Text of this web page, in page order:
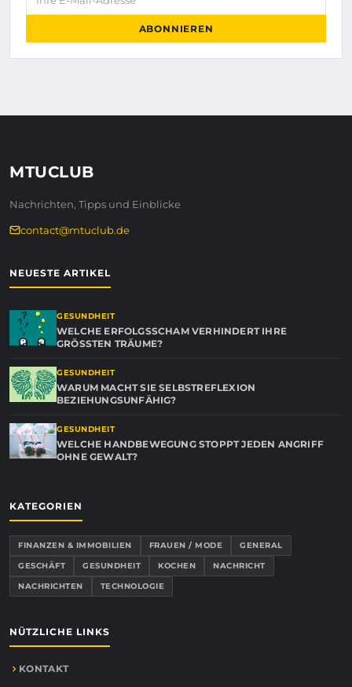
ABONNIEREN
MTUCLUB
Nachrichten, Tipps und Einblicke
contact@mtuclub.de
NEUESTE ARTIKEL
GESUNDHEIT
WELCHE ERFOLGSSCHAM VERHINDERT IHRE
GRÖSSTEN TRÄUME?
GESUNDHEIT
WARUM MACHT SIE SELBSTREFLEXION
BEZIEHUNGSUNFÄHIG?
GESUNDHEIT
WELCHE HANDBEWEGUNG STOPPT JEDEN ANGRIFF
OHNE GEWALT?
KATEGORIEN
FINANZEN & IMMOBILIEN FRAUEN / MODE
GENERAL
GESCHÄFT
GESUNDHEIT KOCHEN
NACHRICHT
NACHRICHTEN
TECHNOLOGIE
NÜTZLICHE LINKS
KONTAKT